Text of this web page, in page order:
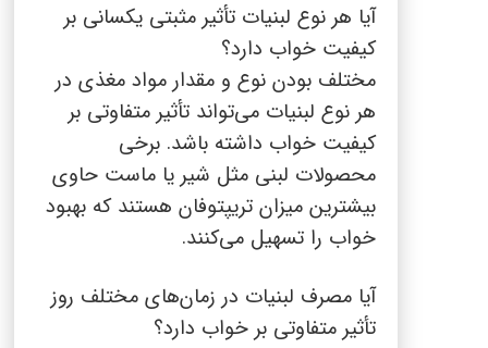
آیا هر نوع لبنیات تأثیر مثبتی یکسانی بر
کیفیت خواب دارد؟
مختلف بودن نوع و مقدار مواد مغذی در
هر نوع لبنیات می‌تواند تأثیر متفاوتی بر
کیفیت خواب داشته باشد. برخی
محصولات لبنی مثل شیر یا ماست حاوی
بیشترین میزان تریپتوفان هستند که بهبود
خواب را تسهیل می‌کنند.
آیا مصرف لبنیات در زمان‌های مختلف روز
تأثیر متفاوتی بر خواب دارد؟